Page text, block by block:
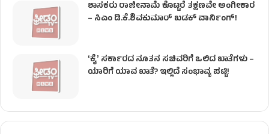
ಶಾಸಕರು ರಾಜೀನಾಮೆ ಕೊಟ್ಟರೆ ತಕ್ಷಣವೇ ಅಂಗೀಕಾರ
– ಸಿಎಂ ಡಿ.ಕೆ.ಶಿವಕುಮಾರ್ ಖಡಕ್ ವಾರ್ನಿಂಗ್!
ʻಕೈʼ ಸರ್ಕಾರದ ನೂತನ ಸಚಿವರಿಗೆ ಒಲಿದ ಖಾತೆಗಳು –
ಯಾರಿಗೆ ಯಾವ ಖಾತೆ? ಇಲ್ಲಿದೆ ಸಂಭಾವ್ಯ ಪಟ್ಟಿ!